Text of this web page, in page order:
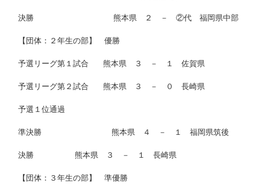
決勝 熊本県 ２ － ②代 福岡県中部
【団体：２年生の部】 優勝
予選リーグ第１試合 熊本県 ３ － １ 佐賀県
予選リーグ第２試合 熊本県 ３ － ０ 長崎県
予選１位通過
準決勝 熊本県 ４ － １ 福岡県筑後
決勝 熊本県 ３ － １ 長崎県
【団体：３年生の部】 準優勝